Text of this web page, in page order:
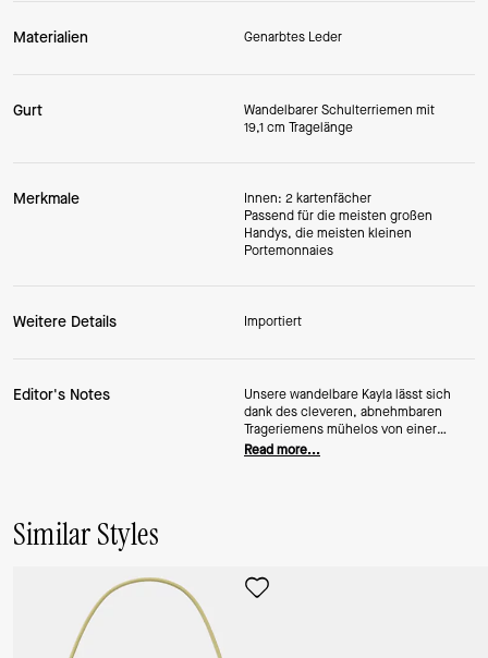
Materialien Genarbtes Leder
Gurt
Wandelbarer Schulterriemen mit
19,1 cm Tragelänge
Merkmale
Innen: 2 kartenfächer
Passend für die meisten großen
Handys, die meisten kleinen
Portemonnaies
Weitere Details Importiert
Editor's Notes
Unsere wandelbare Kayla lässt sich
dank des cleveren, abnehmbaren
Trageriemens mühelos von einer
Schultertasche in eine kleine Clutch
Eleganz in perfekter Harmonie.
Read more...
Similar Styles